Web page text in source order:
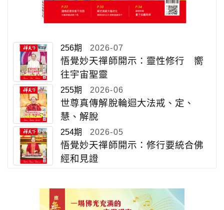
256期 2026-07
悟覺妙天禪師開示：靈性修行 嚮
往宇宙聖靈
255期 2026-06
世尊真傳解脫輪迴大法戒、定、
慧、解脫
254期 2026-05
悟覺妙天禪師開示：修行要統合佛
經和見證